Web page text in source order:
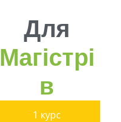
Для
Магістрі
В
1 курс